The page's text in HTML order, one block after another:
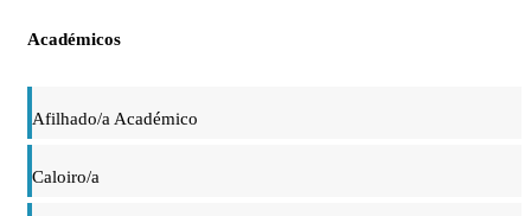
Académicos
Afilhado/a Académico
Caloiro/a